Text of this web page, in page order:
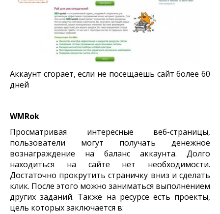
Аккаунт сгорает, если не посещаешь сайт более 60
дней
WMRok
Просматривая интересные веб-страницы,
пользователи могут получать денежное
вознаграждение на баланс аккаунта. Долго
находиться на сайте нет необходимости.
Достаточно прокрутить страничку вниз и сделать
клик. После этого можно заниматься выполнением
других заданий. Также на ресурсе есть проекты,
цель которых заключается в: